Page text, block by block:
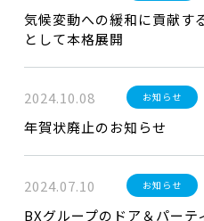
気候変動への緩和に貢献す
として本格展開
2024.10.08 お知らせ
年賀状廃止のお知らせ
2024.07.10 お知らせ
BXグループのドア＆パー